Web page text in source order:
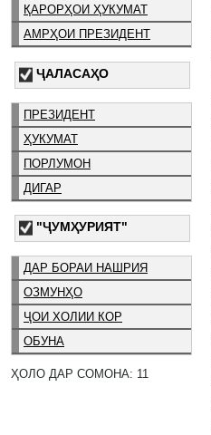
ҚАРОРҲОИ ҲУКУМАТ
АМРҲОИ ПРЕЗИДЕНТ
ҶАЛАСАҲО
ПРЕЗИДЕНТ
ҲУКУМАТ
ПОРЛУМОН
ДИГАР
"ҶУМҲУРИЯТ"
ДАР БОРАИ НАШРИЯ
ОЗМУНҲО
ҶОИ ХОЛИИ КОР
ОБУНА
ҲОЛО ДАР СОМОНА: 11